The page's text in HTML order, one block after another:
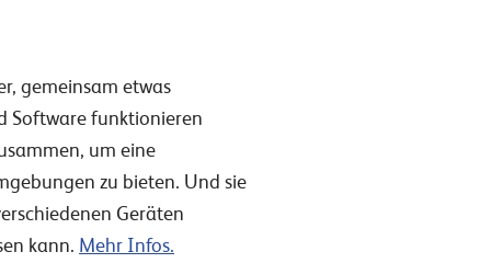
gemeinsam etwas
Software funktionieren
um eine
zu bieten. Und sie
Geräten
kann. Mehr Infos.